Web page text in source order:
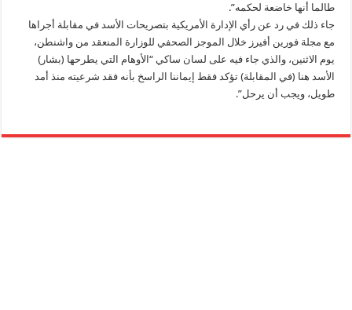
طالما أنها خاضعة لحكمه”.
جاء ذلك في رد عن رأي الإدارة الأمريكية بتصريحات الأسد في مقابلة أجراها
مع مجلة فورين أفيرز خلال الموجز الصحفي للوزارة المنعقد من واشنطن،
يوم الاثنين، والذي جاء فيه على لسان ساكي “الأوهام التي يطرحها (بشار)
الأسد هنا (في المقابلة) تؤكد فقط إيماننا الراسخ بأنه فقد شرعيته منذ أمد
طويل، ويجب أن يرحل”.